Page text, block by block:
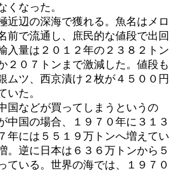
くなった。
近辺の深海で獲れる。魚名はメロ
前で流通し、庶民的な値段で出回
入量は２０１２年の２３８２トン
２０７トンまで激減した。値段も
ムツ、西京漬け２枚が４５００円
いた。
国などが買ってしまうというの
中国の場合、１９７０年に３１３
年には５５１９万トンへ増えてい
。逆に日本は６３６万トンから５
ている。世界の海では、１９７０